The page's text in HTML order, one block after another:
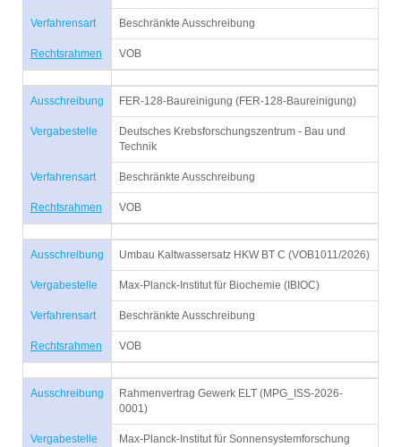
Verfahrensart Beschränkte Ausschreibung
Rechtsrahmen VOB
Ausschreibung FER-128-Baureinigung (FER-128-Baureinigung)
Vergabestelle
Deutsches Krebsforschungszentrum - Bau und
Technik
Verfahrensart Beschränkte Ausschreibung
Rechtsrahmen VOB
Ausschreibung Umbau Kaltwassersatz HKW BT C (VOB1011/2026)
Vergabestelle Max-Planck-Institut für Biochemie (IBIOC)
Verfahrensart Beschränkte Ausschreibung
Rechtsrahmen VOB
Ausschreibung
Rahmenvertrag Gewerk ELT (MPG_ISS-2026-
0001)
Vergabestelle
Max-Planck-Institut für Sonnensystemforschung